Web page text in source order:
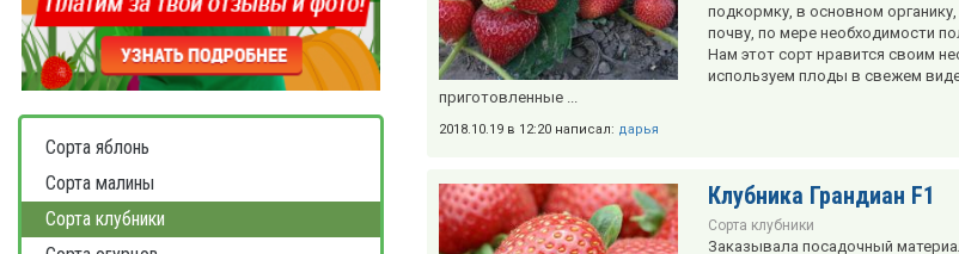
Сорта яблонь
Сорта малины
Сорта клубники
подкормку, в основном
почву, по мере необходимости
Нам этот сорт нравится своим
используем плоды в свежем
приготовленные ...
2018.10.19 в 12:20 написал: дарья
Клубника Грандиан F1
Сорта клубники
Заказывала посадочный